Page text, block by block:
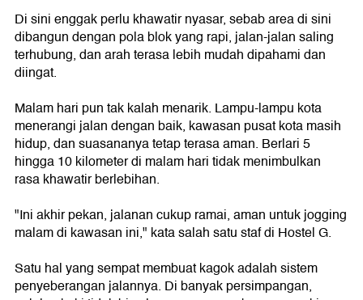
Di sini enggak perlu khawatir nyasar, sebab area di sini
dibangun dengan pola blok yang rapi, jalan-jalan saling
terhubung, dan arah terasa lebih mudah dipahami dan
diingat.
Malam hari pun tak kalah menarik. Lampu-lampu kota
menerangi jalan dengan baik, kawasan pusat kota masih
hidup, dan suasananya tetap terasa aman. Berlari 5
hingga 10 kilometer di malam hari tidak menimbulkan
rasa khawatir berlebihan.
"Ini akhir pekan, jalanan cukup ramai, aman untuk jogging
malam di kawasan ini," kata salah satu staf di Hostel G.
Satu hal yang sempat membuat kagok adalah sistem
penyeberangan jalannya. Di banyak persimpangan,